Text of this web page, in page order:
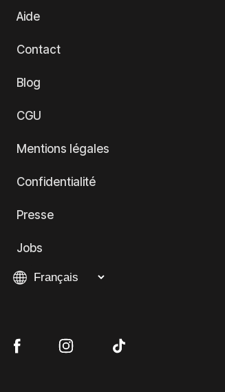
Aide
Contact
Blog
CGU
Mentions légales
Confidentialité
Presse
Jobs